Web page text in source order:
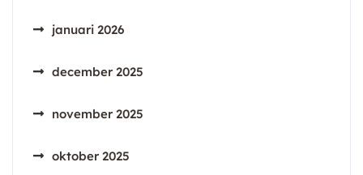
januari 2026
december 2025
november 2025
oktober 2025